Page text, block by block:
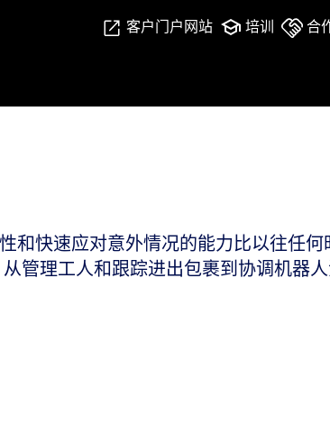
客户门户网站 培训 合
快速应对意外情况的能力比以往任
管理工人和跟踪进出包裹到协调机器